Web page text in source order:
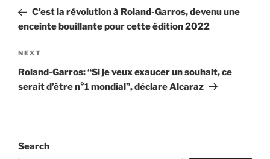
PostC’est la révolution à Roland-Garros, devenu une
enceinte bouillante pour cette édition 2022
Next
Post
NEXT
Roland-Garros: “Si je veux exaucer un souhait, ce
serait d’être n°1 mondial”, déclare Alcaraz
Search